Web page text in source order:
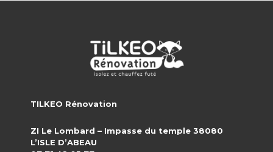
TILKEO Rénovation
ZI Le Lombard – Impasse du temple 38080
L’ISLE D’ABEAU